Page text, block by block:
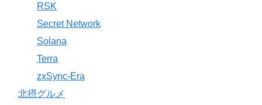
RSK
Secret Network
Solana
Terra
zxSync-Era
北摂グルメ